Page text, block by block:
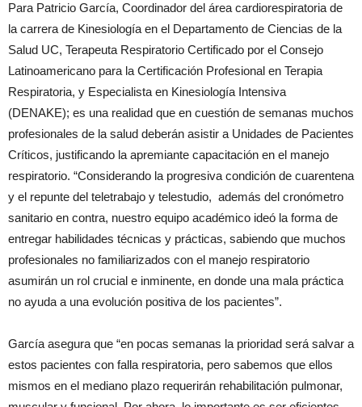
Para Patricio García, Coordinador del área cardiorespiratoria de
la carrera de Kinesiología en el Departamento de Ciencias de la
Salud UC, Terapeuta Respiratorio Certificado por el Consejo
Latinoamericano para la Certificación Profesional en Terapia
Respiratoria, y Especialista en Kinesiología Intensiva
(DENAKE); es una realidad que en cuestión de semanas muchos
profesionales de la salud deberán asistir a Unidades de Pacientes
Críticos, justificando la apremiante capacitación en el manejo
respiratorio. “Considerando la progresiva condición de cuarentena
y el repunte del teletrabajo y telestudio, además del cronómetro
sanitario en contra, nuestro equipo académico ideó la forma de
entregar habilidades técnicas y prácticas, sabiendo que muchos
profesionales no familiarizados con el manejo respiratorio
asumirán un rol crucial e inminente, en donde una mala práctica
no ayuda a una evolución positiva de los pacientes”.
García asegura que “en pocas semanas la prioridad será salvar a
estos pacientes con falla respiratoria, pero sabemos que ellos
mismos en el mediano plazo requerirán rehabilitación pulmonar,